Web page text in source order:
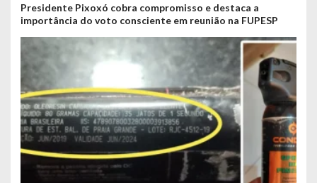
Presidente Pixoxó cobra compromisso e destaca a
importância do voto consciente em reunião na FUPESP